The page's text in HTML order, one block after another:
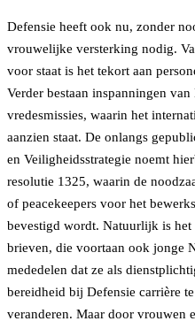
Defensie heeft ook nu, zonder
vrouwelijke versterking nodig.
voor staat is het tekort aan
Verder bestaan inspanningen
vredesmissies, waarin het
aanzien staat. De onlangs
en Veiligheidsstrategie noemt
resolutie 1325, waarin de
of peacekeepers voor het
bevestigd wordt. Natuurlijk is
brieven, die voortaan ook jonge
mededelen dat ze als
bereidheid bij Defensie carrière
veranderen. Maar door vrouwen